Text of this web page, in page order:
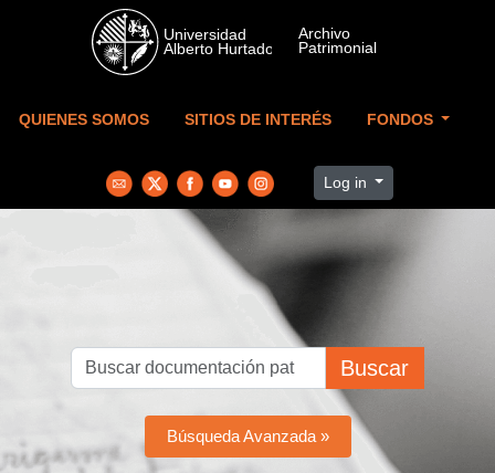
Skip to main content
QUIENES SOMOS SITIOS DE INTERÉS FONDOS
Log in
Buscar
Búsqueda Avanzada »